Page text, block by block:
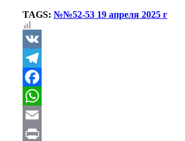
TAGS: №№52-53 19 апреля 2025 г
VK
Telegram
Facebook
WhatsApp
Email